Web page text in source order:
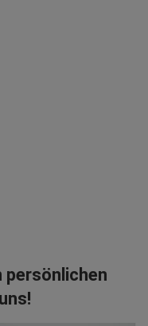
persönlichen